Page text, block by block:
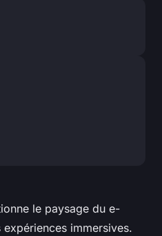
le paysage du e-
immersives.